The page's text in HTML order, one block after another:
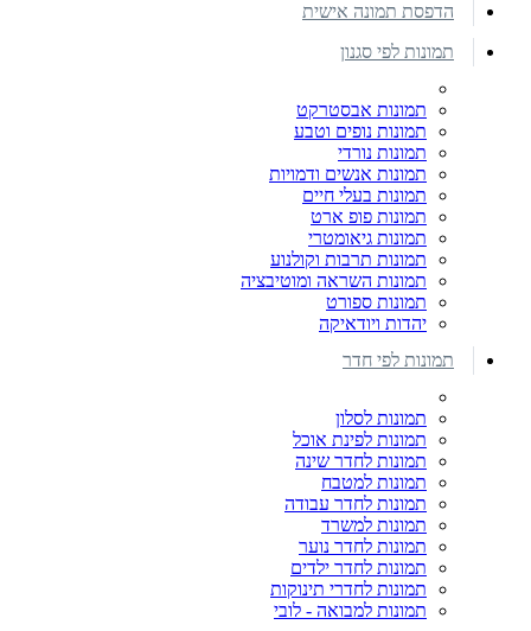
הדפסת תמונה אישית
תמונות לפי סגנון
תמונות אבסטרקט
תמונות נופים וטבע
תמונות נורדי
תמונות אנשים ודמויות
תמונות בעלי חיים
תמונות פופ ארט
תמונות גיאומטרי
תמונות תרבות וקולנוע
תמונות השראה ומוטיבציה
תמונות ספורט
יהדות ויודאיקה
תמונות לפי חדר
תמונות לסלון
תמונות לפינת אוכל
תמונות לחדר שינה
תמונות למטבח
תמונות לחדר עבודה
תמונות למשרד
תמונות לחדר נוער
תמונות לחדר ילדים
תמונות לחדרי תינוקות
תמונות למבואה - לובי